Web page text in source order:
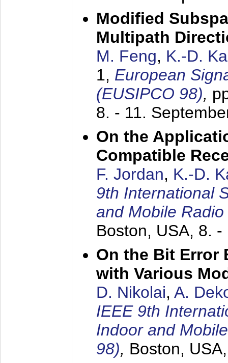
Modified
Multipath
M. Feng, K.-D.
1, European
(EUSIPCO 98),
8. - 11.
On the
Compatible
F. Jordan, K.-D.
9th International
and Mobile
Boston, USA, 8. -
On the Bit Error
with Various
D. Nikolai, A.
IEEE 9th
Indoor and
98), Boston,